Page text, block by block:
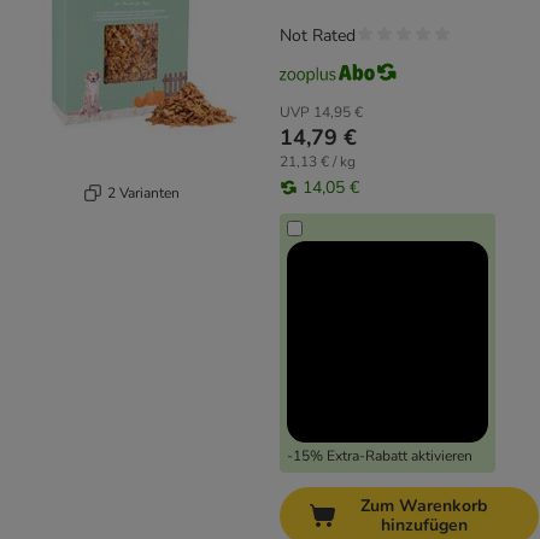
2 Varianten
UVP 14,95 €
14,79 €
21,13 € / kg
14,05 €
-15% Extra-Rabatt aktivieren
Not Rated
Zum Warenkorb
hinzufügen